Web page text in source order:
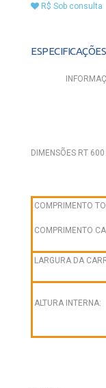
R$ Sob consulta
DIMENSÕES RT
COMPRIMENTO
COMPRIMENTO
LARGURA DA
ALTURA INTERNA: